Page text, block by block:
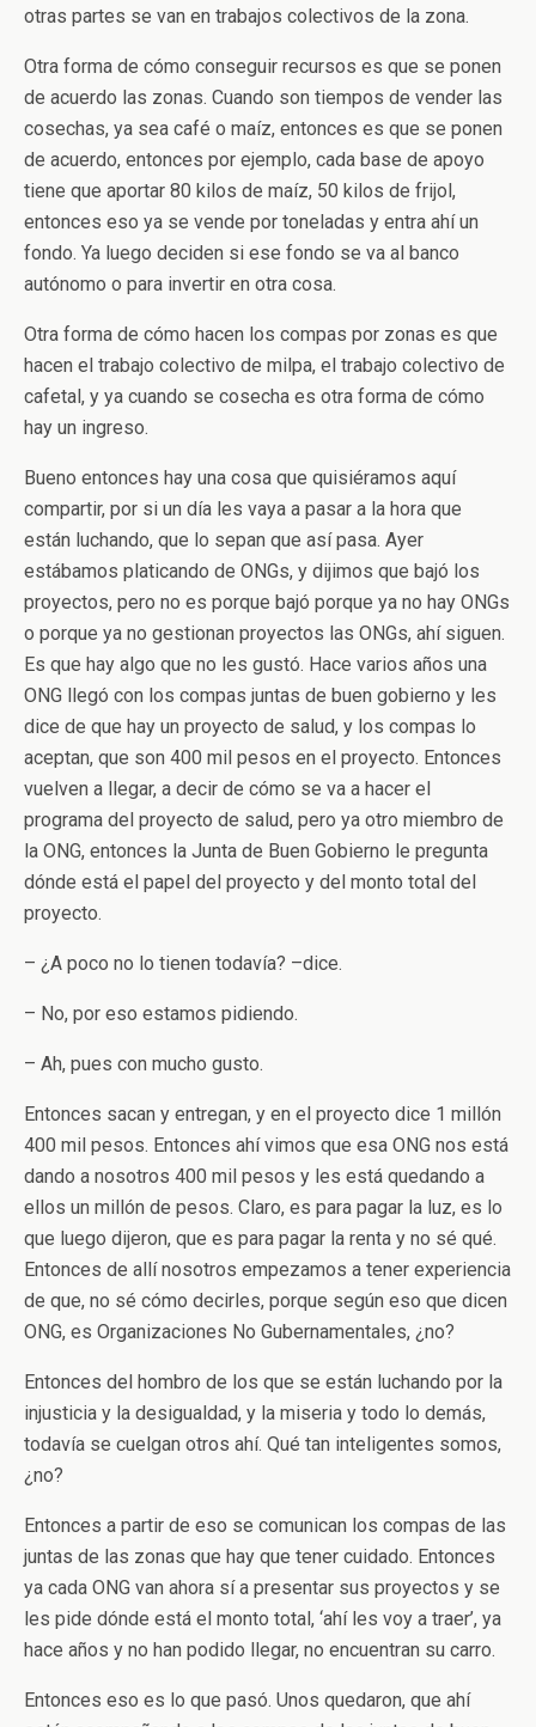
otras partes se van en trabajos colectivos de la zona.
Otra forma de cómo conseguir recursos es que se ponen
de acuerdo las zonas. Cuando son tiempos de vender las
cosechas, ya sea café o maíz, entonces es que se ponen
de acuerdo, entonces por ejemplo, cada base de apoyo
tiene que aportar 80 kilos de maíz, 50 kilos de frijol,
entonces eso ya se vende por toneladas y entra ahí un
fondo. Ya luego deciden si ese fondo se va al banco
autónomo o para invertir en otra cosa.
Otra forma de cómo hacen los compas por zonas es que
hacen el trabajo colectivo de milpa, el trabajo colectivo de
cafetal, y ya cuando se cosecha es otra forma de cómo
hay un ingreso.
Bueno entonces hay una cosa que quisiéramos aquí
compartir, por si un día les vaya a pasar a la hora que
están luchando, que lo sepan que así pasa. Ayer
estábamos platicando de ONGs, y dijimos que bajó los
proyectos, pero no es porque bajó porque ya no hay ONGs
o porque ya no gestionan proyectos las ONGs, ahí siguen.
Es que hay algo que no les gustó. Hace varios años una
ONG llegó con los compas juntas de buen gobierno y les
dice de que hay un proyecto de salud, y los compas lo
aceptan, que son 400 mil pesos en el proyecto. Entonces
vuelven a llegar, a decir de cómo se va a hacer el
programa del proyecto de salud, pero ya otro miembro de
la ONG, entonces la Junta de Buen Gobierno le pregunta
dónde está el papel del proyecto y del monto total del
proyecto.
– ¿A poco no lo tienen todavía? –dice.
– No, por eso estamos pidiendo.
– Ah, pues con mucho gusto.
Entonces sacan y entregan, y en el proyecto dice 1 millón
400 mil pesos. Entonces ahí vimos que esa ONG nos está
dando a nosotros 400 mil pesos y les está quedando a
ellos un millón de pesos. Claro, es para pagar la luz, es lo
que luego dijeron, que es para pagar la renta y no sé qué.
Entonces de allí nosotros empezamos a tener experiencia
de que, no sé cómo decirles, porque según eso que dicen
ONG, es Organizaciones No Gubernamentales, ¿no?
Entonces del hombro de los que se están luchando por la
injusticia y la desigualdad, y la miseria y todo lo demás,
todavía se cuelgan otros ahí. Qué tan inteligentes somos,
¿no?
Entonces a partir de eso se comunican los compas de las
juntas de las zonas que hay que tener cuidado. Entonces
ya cada ONG van ahora sí a presentar sus proyectos y se
les pide dónde está el monto total, ‘ahí les voy a traer’, ya
hace años y no han podido llegar, no encuentran su carro.
Entonces eso es lo que pasó. Unos quedaron, que ahí